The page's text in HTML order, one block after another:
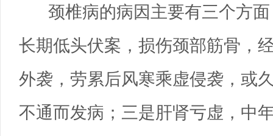
颈椎病的病因主要有三个方面
长期低头伏案，损伤颈部筋骨，
外袭，劳累后风寒乘虚侵袭，或
不通而发病；三是肝肾亏虚，中